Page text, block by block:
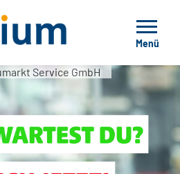
Menü
Service GmbH